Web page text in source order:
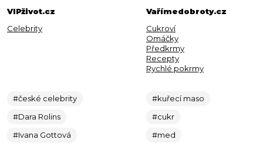
VIPživot.cz
Celebrity
#české celebrity
#Dara Rolins
#Ivana Gottová
Vařímedobroty.cz
Cukroví
Omáčky
Předkrmy
Recepty
Rychlé pokrmy
#kuřecí maso
#cukr
#med